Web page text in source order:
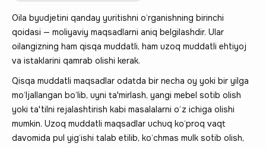
Oila byudjetini qanday yuritishni o‘rganishning birinchi
qoidasi — moliyaviy maqsadlarni aniq belgilashdir. Ular
oilangizning ham qisqa muddatli, ham uzoq muddatli ehtiyoj
va istaklarini qamrab olishi kerak.
Qisqa muddatli maqsadlar odatda bir necha oy yoki bir yilga
mo‘ljallangan bo‘lib, uyni ta'mirlash, yangi mebel sotib olish
yoki ta'tilni rejalashtirish kabi masalalarni o‘z ichiga olishi
mumkin. Uzoq muddatli maqsadlar uchuq ko‘proq vaqt
davomida pul yig‘ishi talab etilib, ko‘chmas mulk sotib olish,